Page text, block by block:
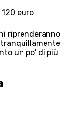
euro
riprenderanno
un po' di più